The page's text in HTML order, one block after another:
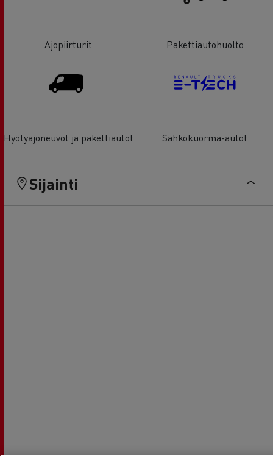
Ajopiirturit Pakettiautohuolto
Hyötyajoneuvot ja pakettiautot Sähkökuorma-autot
Sijainti